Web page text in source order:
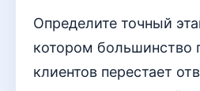
Определите точный
котором большинство
клиентов перестает